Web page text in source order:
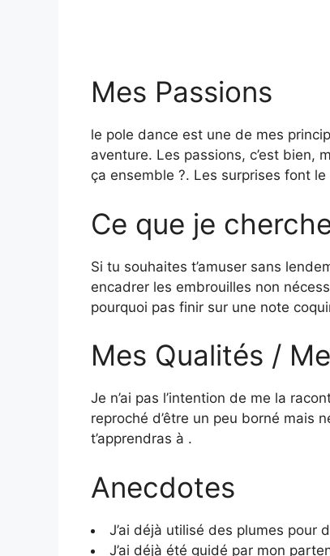
Mes Passions
le pole dance est une de mes
aventure. Les passions, c’est bien,
ça ensemble ?. Les surprises font
Ce que je
Si tu souhaites t’amuser sans
encadrer les embrouilles non
pourquoi pas finir sur une note
Mes Qualités /
Je n’ai pas l’intention de me la
reproché d’être un peu borné mais
t’apprendras à .
Anecdotes
J’ai déjà utilisé des plumes pour
J’ai déjà été guidé par mon